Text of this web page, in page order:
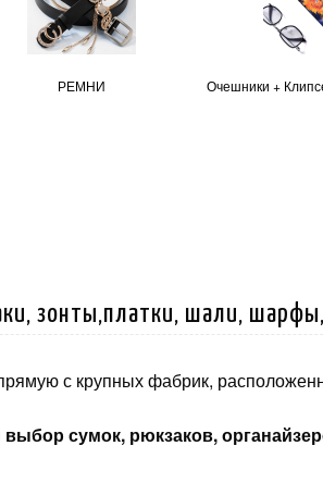
РЕМНИ Очешники +
зонты,платки, шали,
с крупных фабрик,
сумок, рюкзаков,